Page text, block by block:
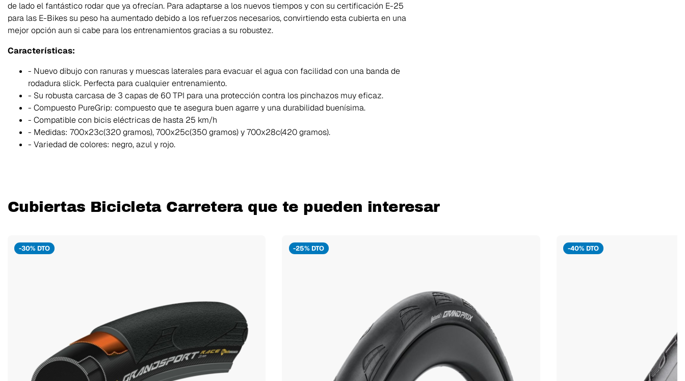
de lado el fantástico rodar que ya ofrecían. Para adaptarse a los nuevos tiempos y con su certificación E-25
para las E-Bikes su peso ha aumentado debido a los refuerzos necesarios, convirtiendo esta cubierta en una
mejor opción aun si cabe para los entrenamientos gracias a su robustez.
Características:
- Nuevo dibujo con ranuras y muescas laterales para evacuar el agua con facilidad con una banda de
rodadura slick. Perfecta para cualquier entrenamiento.
- Su robusta carcasa de 3 capas de 60 TPI para una protección contra los pinchazos muy eficaz.
- Compuesto PureGrip: compuesto que te asegura buen agarre y una durabilidad buenísima.
- Compatible con bicis eléctricas de hasta 25 km/h
- Medidas: 700x23c(320 gramos), 700x25c(350 gramos) y 700x28c(420 gramos).
- Variedad de colores: negro, azul y rojo.
Cubiertas Bicicleta Carretera que te pueden interesar
-30% DTO -25% DTO -40% DTO